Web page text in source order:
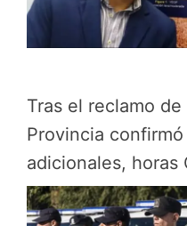
Tras el reclamo
Provincia
adicionales, horas